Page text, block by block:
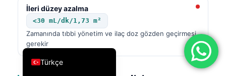
İleri düzey azalma
<30 mL/dk/1,73 m²
Zamanında tıbbi yönetim ve ilaç doz gözden geçirmesi
gerekir
Türkçe
English
Deutsch
العربية